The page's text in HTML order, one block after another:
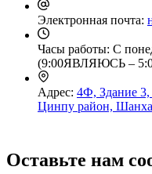
Электронная почта:
Часы работы: С
(9:00ЯВЛЯЮСЬ –
Адрес: 4Ф, Здание 3,
Цинпу район,
Оставьте нам